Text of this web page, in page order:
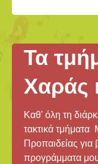
Τα
Χαράς
Καθ' όλη τη
τακτικά
Προπαιδείας για
προγράμματα